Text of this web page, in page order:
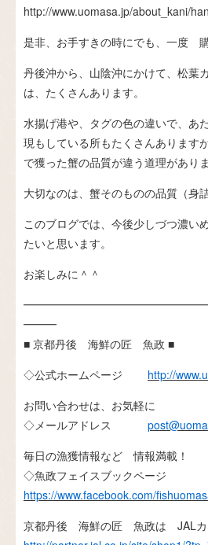
http://www.uomasa.jp/about_kani/
是非、お手すきの時にでも、一度 購
丹後沖から、山陰沖にかけて、松
は、たくさんあります。
水揚げ港や、タグの色の違いで、
現もしている所もたくさんあります
で獲った蟹の品質が違う道理がありま
大切なのは、蟹そのものの品質（身
このブログでは、今後少しづつ濃い
たいと思います。
お楽しみに＾＾
━━━
■ 京都丹後 海鮮の匠 魚政 ■
◇公式ホームページ http://
お問い合わせは、お気軽に
◇メールアドレス
毎日の漁獲情報など 情報満載！
◇魚政フェイスブックページ
https://www.facebook.com/
京都丹後 海鮮の匠 魚政は JALカ